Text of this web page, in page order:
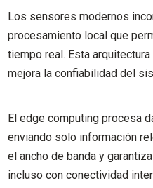
Los sensores modernos
procesamiento local que
tiempo real. Esta
mejora la confiabilidad del
El edge computing procesa
enviando solo información
el ancho de banda y
incluso con conectividad